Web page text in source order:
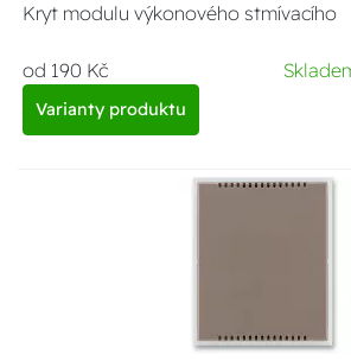
Kryt modulu výkonového stmívacího
od 190 Kč
Varianty produktu